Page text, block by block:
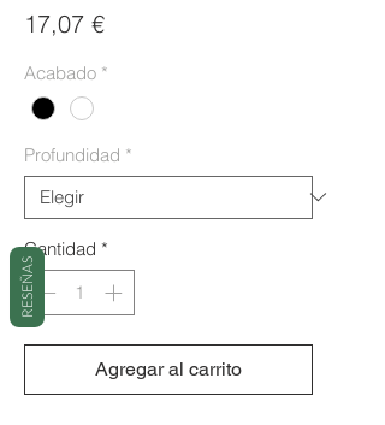
17,07 €Precio
Acabado *
Profundidad *
Cantidad *
Agregar al carrito
RESEÑAS